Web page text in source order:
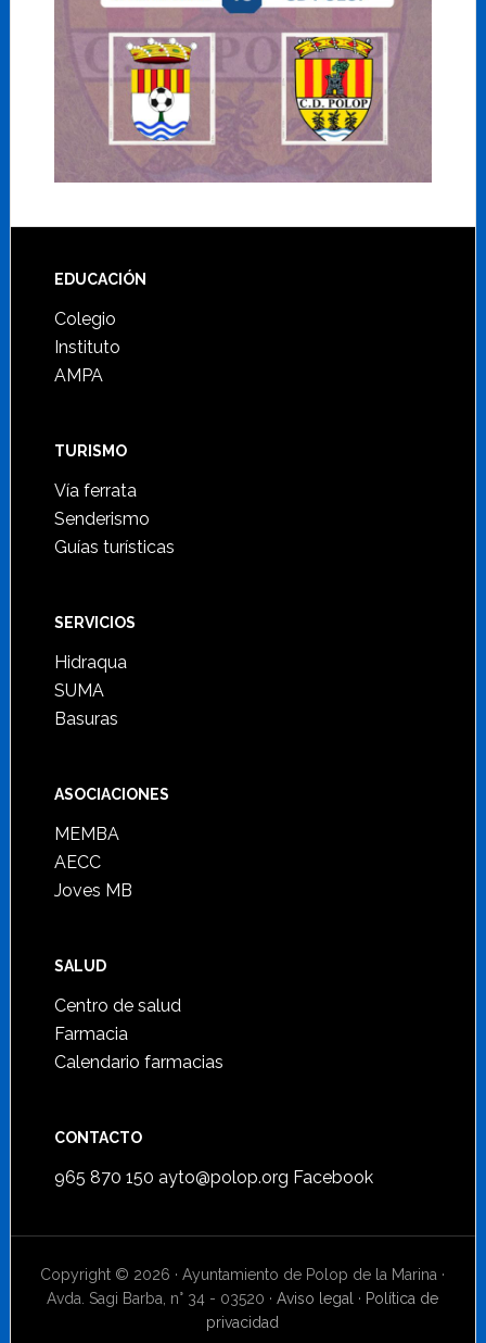
Footer
EDUCACIÓN
Colegio
Instituto
AMPA
TURISMO
Vía ferrata
Senderismo
Guías turísticas
SERVICIOS
Hidraqua
SUMA
Basuras
ASOCIACIONES
MEMBA
AECC
Joves MB
SALUD
Centro de salud
Farmacia
Calendario farmacias
CONTACTO
965 870 150 ayto@polop.org Facebook
Copyright © 2026 · Ayuntamiento de Polop de la Marina ·
Avda. Sagi Barba, n° 34 - 03520 ·Aviso legal · Política de
privacidad